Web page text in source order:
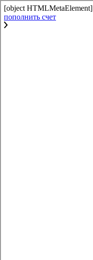
[object HTMLMetaElement]
пополнить счет